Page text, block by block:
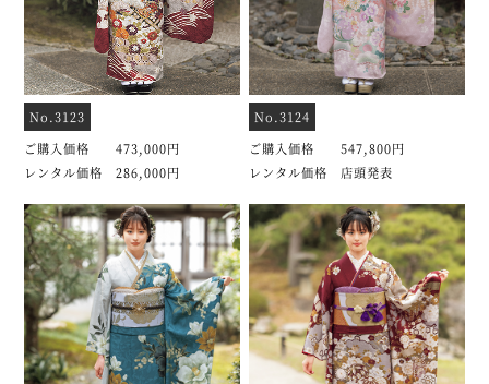
No.3123
ご購入価格 473,000円
レンタル価格 286,000円
No.3124
ご購入価格 547,800円
レンタル価格 店頭発表